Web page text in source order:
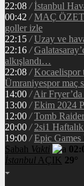
22:08 / İstanbul
00:42 / MAÇ
goller izle
22:15 / Uzay ve
22:16 /
alkışlandı…
22:08 / Kocaelispor
Ümraniyespor maç
14:00 / Air
13:00 / Ekim 2024
12:00 / Tomb
20:00 / 2si1
19:00 / Epic Games
Sabah Vakti
İstanbul AÇIK 29°